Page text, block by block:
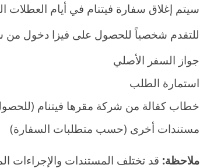
سيتم إغلاق سفارة فيتنام في أيام العطلات
للتقدم شخصياً للحصول على فيزا دخول من
جواز السفر الأصلي
استمارة الطلب
خطاب كفالة من شركة مقرها فيتنام
مستندات أخرى (حسب متطلبات السفارة)
ملاحظة: قد تختلف المستندات والإجراءات